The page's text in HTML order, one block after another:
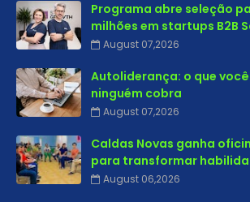
Programa abre seleção
milhões em startups B2B
August 07,2026
Autoliderança: o que
ninguém cobra
August 07,2026
Caldas Novas ganha
para transformar
August 06,2026